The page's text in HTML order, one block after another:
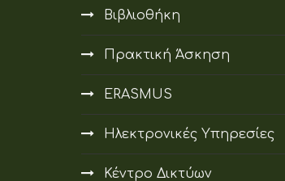
Βιβλιοθήκη
Πρακτική Άσκηση
ERASMUS
Ηλεκτρονικές Υπηρεσίες
Κέντρο Δικτύων